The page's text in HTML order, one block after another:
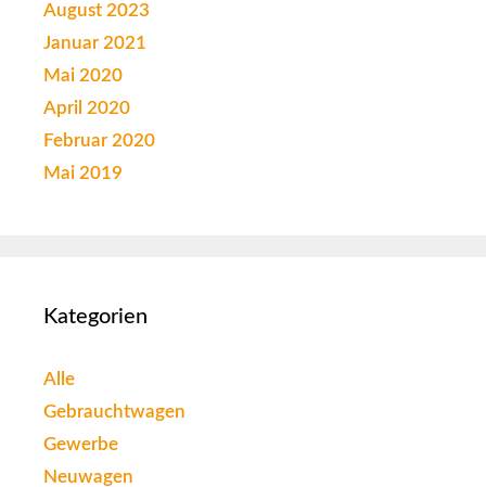
August 2023
Januar 2021
Mai 2020
April 2020
Februar 2020
Mai 2019
Kategorien
Alle
Gebrauchtwagen
Gewerbe
Neuwagen